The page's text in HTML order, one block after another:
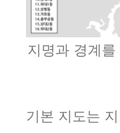
지명과 경계를
기본 지도는